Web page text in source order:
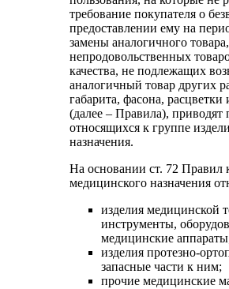
требование покупателя о
предоставлении ему на
замены аналогичного
непродовольственных
качества, не подлежащих
аналогичный товар других
габарита, фасона,
(далее – Правила), приводят
относящихся к группе
назначения.
На основании ст. 72 Правил
медицинского назначения
изделия медицинской
инструменты,
медицинские
изделия протезно-
запасные части к ним;
прочие медицинские